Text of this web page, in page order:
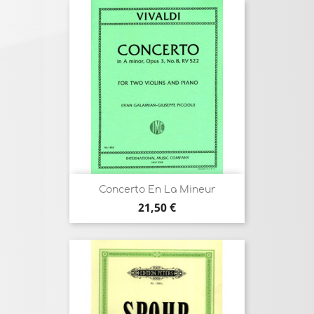
Concerto En La Mineur
Prix
21,50 €